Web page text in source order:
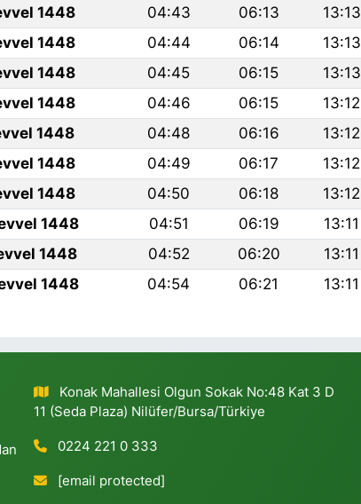
1448 04:43 06:13 13:13
1448 04:44 06:14 13:13
1448 04:45 06:15 13:13
1448 04:46 06:15 13:12
1448 04:48 06:16 13:12
1448 04:49 06:17 13:12
1448 04:50 06:18 13:12
1448 04:51 06:19 13:11
1448 04:52 06:20 13:11
1448 04:54 06:21 13:11
Konak Mahallesi Olgun Sokak No:48 Kat 3 D
11 (Seda Plaza) Nilüfer/Bursa/Türkiye
0224 221 0 333
[email protected]